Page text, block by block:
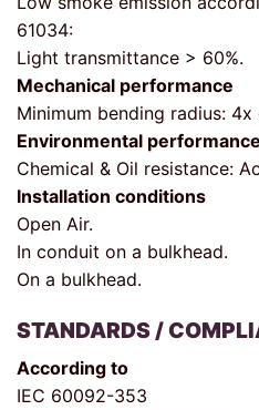
61034:
Light transmittance > 60%.
Mechanical performance
Minimum bending radius: 4x
Environmental performance
Chemical & Oil resistance:
Installation conditions
Open Air.
In conduit on a bulkhead.
On a bulkhead.
STANDARDS /
According to
IEC 60092-353